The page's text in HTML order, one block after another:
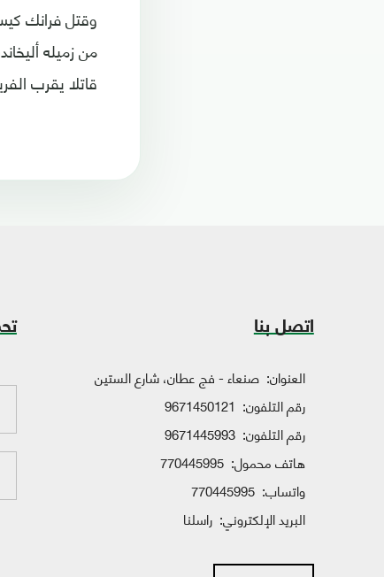
من زميله
قاتلا يقرب
اتصل بنا
العنوان: صنعاء - فج عطان، شارع الستين
رقم التلفون: 9671450121
رقم التلفون: 9671445993
هاتف محمول: 770445995
واتساب: 770445995
البريد الإلكتروني: راسلنا